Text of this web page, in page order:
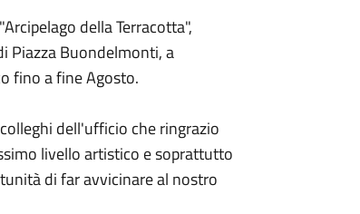
della Terracotta",
Piazza Buondelmonti, a
fino a fine Agosto.
dell'ufficio che ringrazio
livello artistico e soprattutto
di far avvicinare al nostro